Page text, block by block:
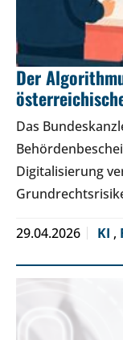
Der
Das
Digitalisierung
29.04.2026 KI ,